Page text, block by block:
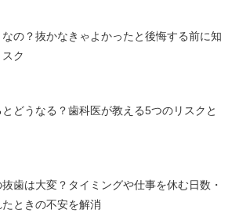
の？抜かなきゃよかったと後悔する前に知
ク
どうなる？歯科医が教える5つのリスクと
歯は大変？タイミングや仕事を休む日数・
ときの不安を解消